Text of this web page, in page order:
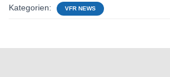
Kategorien: VFR NEWS